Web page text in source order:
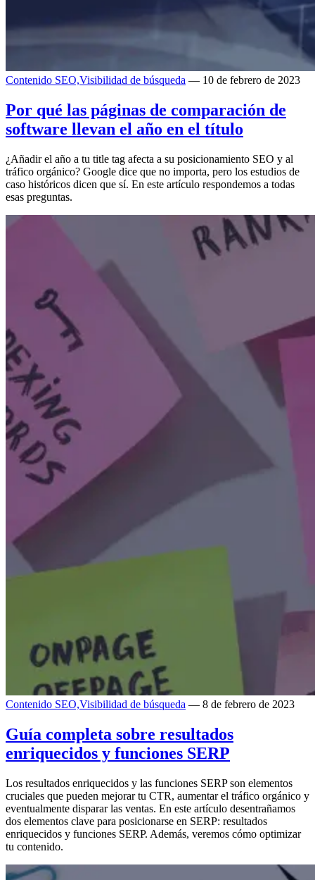
Contenido SEO,Visibilidad de búsqueda — 10 de febrero de 2023
Por qué las páginas de comparación de
software llevan el año en el título
¿Añadir el año a tu title tag afecta a su posicionamiento SEO y al
tráfico orgánico? Google dice que no importa, pero los estudios de
caso históricos dicen que sí. En este artículo respondemos a todas
esas preguntas.
Contenido SEO,Visibilidad de búsqueda — 8 de febrero de 2023
Guía completa sobre resultados
enriquecidos y funciones SERP
Los resultados enriquecidos y las funciones SERP son elementos
cruciales que pueden mejorar tu CTR, aumentar el tráfico orgánico y
eventualmente disparar las ventas. En este artículo desentrañamos
dos elementos clave para posicionarse en SERP: resultados
enriquecidos y funciones SERP. Además, veremos cómo optimizar
tu contenido.